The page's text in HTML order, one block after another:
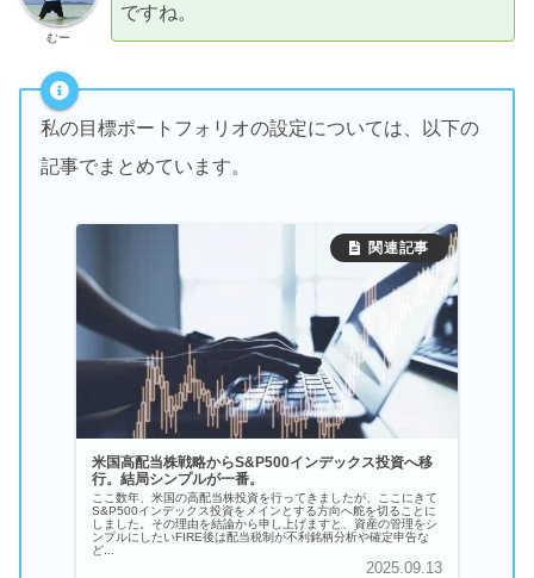
むー
ですね。
私の目標ポートフォリオの設定については、以下の
記事でまとめています。
米国高配当株戦略からS&P500インデックス投資へ移
行。結局シンプルが一番。
ここ数年、米国の高配当株投資を行ってきましたが、ここにきて
S&P500インデックス投資をメインとする方向へ舵を切ることに
しました。その理由を結論から申し上げますと、資産の管理をシ
ンプルにしたいFIRE後は配当税制が不利銘柄分析や確定申告な
ど...
2025.09.13